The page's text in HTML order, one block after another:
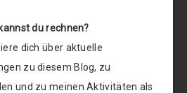
du rechnen?
dich über aktuelle
zu diesem Blog, zu
und zu meinen Aktivitäten als